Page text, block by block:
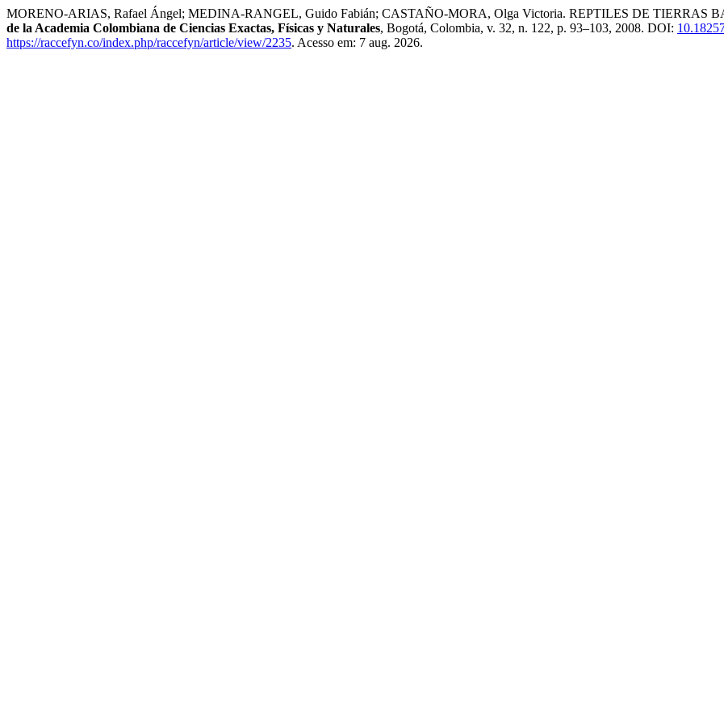
MORENO-ARIAS, Rafael Ángel; MEDINA-RANGEL, Guido Fabián; CASTAÑO-MORA, Olga Victoria. REPTILES DE
de la Academia Colombiana de Ciencias Exactas, Físicas y Naturales, Bogotá, Colombia, v. 32, n. 122, p. 93–103, 2008. DOI:
https://raccefyn.co/index.php/raccefyn/article/view/2235. Acesso em: 7 aug. 2026.